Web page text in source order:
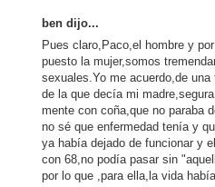
ben dijo...
Pues claro,Paco,el hombre y
puesto la mujer,somos
sexuales.Yo me acuerdo,de una
de la que decía mi madre,segura
mente con coña,que no paraba
no sé que enfermedad tenía y
ya había dejado de funcionar y
con 68,no podía pasar sin
por lo que ,para ella,la vida había